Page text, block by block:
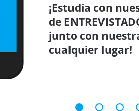
¡Estudia con
de
junto con
cualquier lugar!